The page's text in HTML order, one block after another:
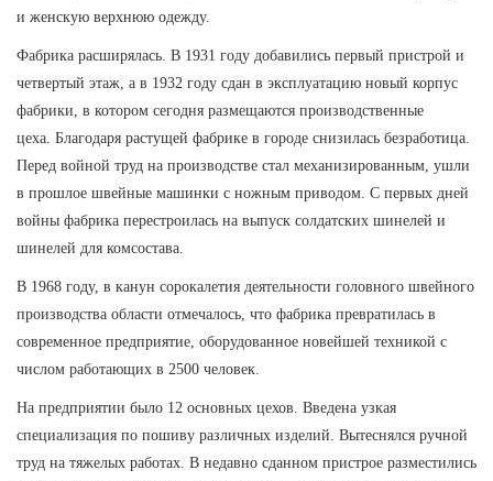
и женскую верхнюю одежду.
Фабрика расширялась. В 1931 году добавились первый пристрой и
четвертый этаж, а в 1932 году сдан в эксплуатацию новый корпус
фабрики, в котором сегодня размещаются производственные
цеха. Благодаря растущей фабрике в городе снизилась безработица.
Перед войной труд на производстве стал механизированным, ушли
в прошлое швейные машинки с ножным приводом. С первых дней
войны фабрика перестроилась на выпуск солдатских шинелей и
шинелей для комсостава.
В 1968 году, в канун сорокалетия деятельности головного швейного
производства области отмечалось, что фабрика превратилась в
современное предприятие, оборудованное новейшей техникой с
числом работающих в 2500 человек.
На предприятии было 12 основных цехов. Введена узкая
специализация по пошиву различных изделий. Вытеснялся ручной
труд на тяжелых работах. В недавно сданном пристрое разместились